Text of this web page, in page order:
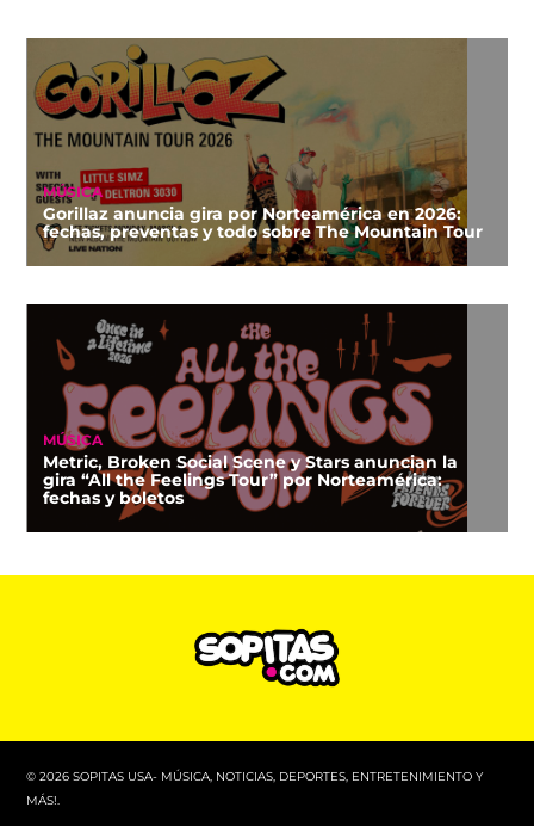
MÚSICA
Gorillaz anuncia gira por Norteamérica en 2026:
fechas, preventas y todo sobre The Mountain Tour
MÚSICA
Metric, Broken Social Scene y Stars anuncian la
gira “All the Feelings Tour” por Norteamérica:
fechas y boletos
© 2026 SOPITAS USA- MÚSICA, NOTICIAS, DEPORTES, ENTRETENIMIENTO Y
MÁS!.